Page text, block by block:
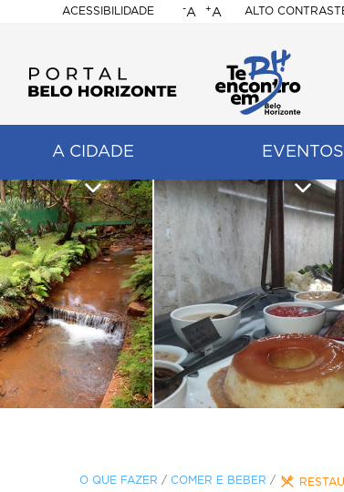
ACESSIBILIDADE
BELO
HORIZONTE
-A +A ALTO
A CIDADE EVENTOS
O QUE FAZER / COMER E BEBER /